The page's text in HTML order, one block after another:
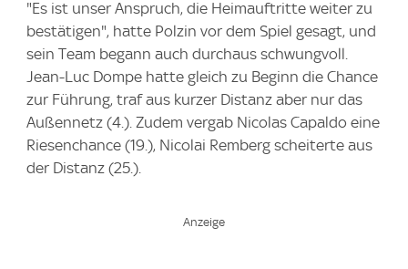
"Es ist unser Anspruch, die Heimauftritte weiter zu
bestätigen", hatte Polzin vor dem Spiel gesagt, und
sein Team begann auch durchaus schwungvoll.
Jean-Luc Dompe hatte gleich zu Beginn die Chance
zur Führung, traf aus kurzer Distanz aber nur das
Außennetz (4.). Zudem vergab Nicolas Capaldo eine
Riesenchance (19.), Nicolai Remberg scheiterte aus
der Distanz (25.).